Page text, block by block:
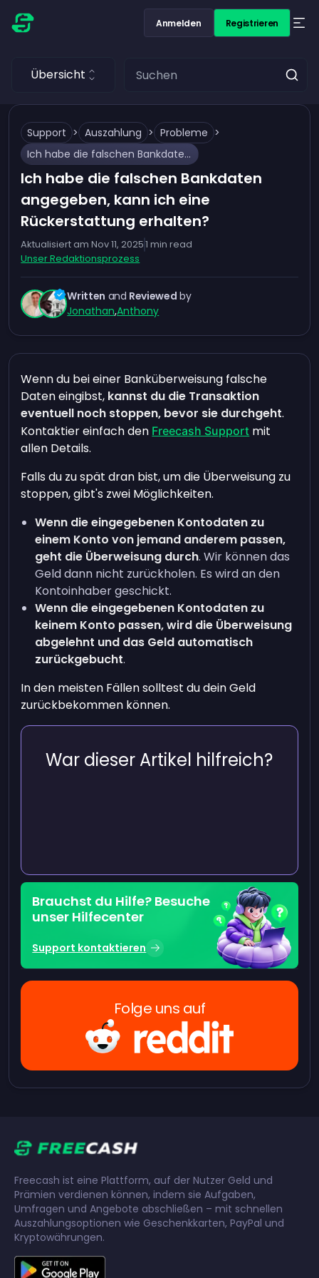
Anmelden Registrieren
Übersicht
Support > Auszahlung > Probleme >
Ich habe die falschen Bankdaten angegeben, kann ich eine Rückerstattung erhalten?
Ich habe die falschen Bankdaten
angegeben, kann ich eine
Rückerstattung erhalten?
Aktualisiert am Nov 11, 20251 min read
Unser Redaktionsprozess
Written and Reviewed by
Jonathan,Anthony
Wenn du bei einer Banküberweisung falsche
Daten eingibst, kannst du die Transaktion
eventuell noch stoppen, bevor sie durchgeht.
Kontaktier einfach den Freecash Support mit
allen Details.
Falls du zu spät dran bist, um die Überweisung zu
stoppen, gibt's zwei Möglichkeiten.
Wenn die eingegebenen Kontodaten zu
einem Konto von jemand anderem passen,
geht die Überweisung durch. Wir können das
Geld dann nicht zurückholen. Es wird an den
Kontoinhaber geschickt.
Wenn die eingegebenen Kontodaten zu
keinem Konto passen, wird die Überweisung
abgelehnt und das Geld automatisch
zurückgebucht.
In den meisten Fällen solltest du dein Geld
zurückbekommen können.
War dieser Artikel hilfreich?
Brauchst du Hilfe? Besuche
unser Hilfecenter
Support kontaktieren
Folge uns auf
Freecash ist eine Plattform, auf der Nutzer Geld und
Prämien verdienen können, indem sie Aufgaben,
Umfragen und Angebote abschließen – mit schnellen
Auszahlungsoptionen wie Geschenkkarten, PayPal und
Kryptowährungen.